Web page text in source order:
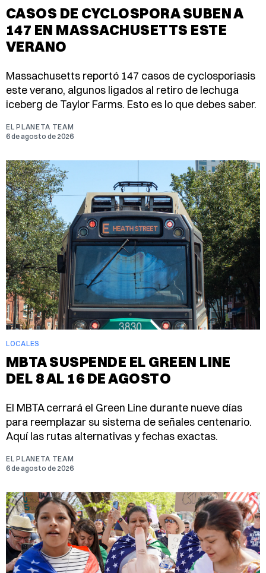
CASOS DE CYCLOSPORA SUBEN A
147 EN MASSACHUSETTS ESTE
VERANO
Massachusetts reportó 147 casos de cyclosporiasis
este verano, algunos ligados al retiro de lechuga
iceberg de Taylor Farms. Esto es lo que debes saber.
EL PLANETA TEAM
6 de agosto de 2026
LOCALES
MBTA SUSPENDE EL GREEN LINE
DEL 8 AL 16 DE AGOSTO
El MBTA cerrará el Green Line durante nueve días
para reemplazar su sistema de señales centenario.
Aquí las rutas alternativas y fechas exactas.
EL PLANETA TEAM
6 de agosto de 2026